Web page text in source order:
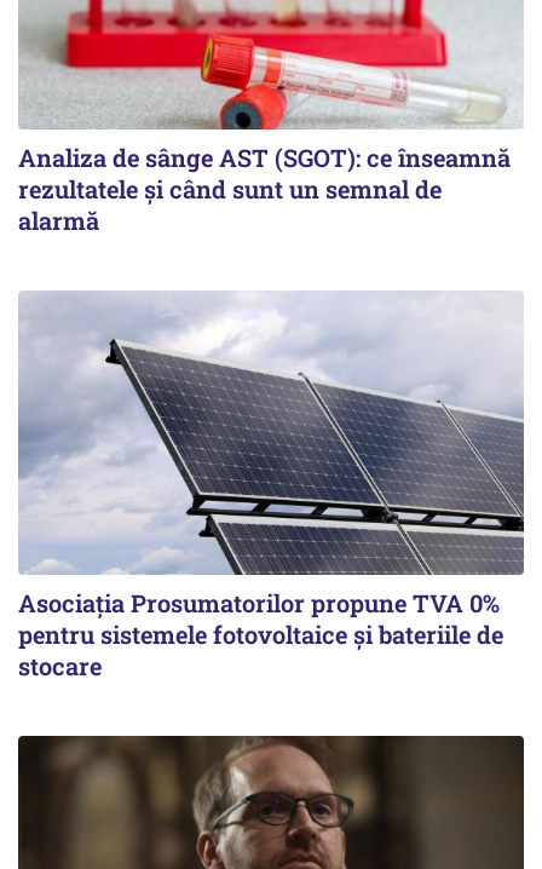
Analiza de sânge AST (SGOT): ce înseamnă
rezultatele și când sunt un semnal de
alarmă
Asociația Prosumatorilor propune TVA 0%
pentru sistemele fotovoltaice și bateriile de
stocare